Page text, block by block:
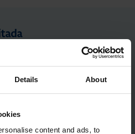
Details About
content and ads, to
1-faa­si­line, 40A, 1